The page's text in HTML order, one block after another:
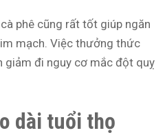
phê cũng rất tốt giúp ngăn
mạch. Việc thưởng thức
giảm đi nguy cơ mắc đột quỵ
dài tuổi thọ